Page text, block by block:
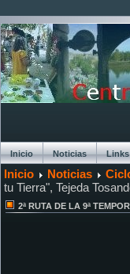
Inicio Noticias Links
Chat
Inicio Noticias
tu Tierra", Tejeda
2ª RUTA DE LA 9ª